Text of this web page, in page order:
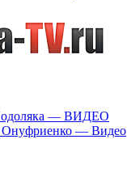
— ВИДЕО
— Видео